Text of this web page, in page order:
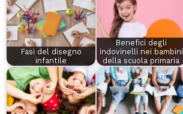
Fasi del disegno
infantile
Benefici degli
indovinelli nei bambini
della scuola primaria